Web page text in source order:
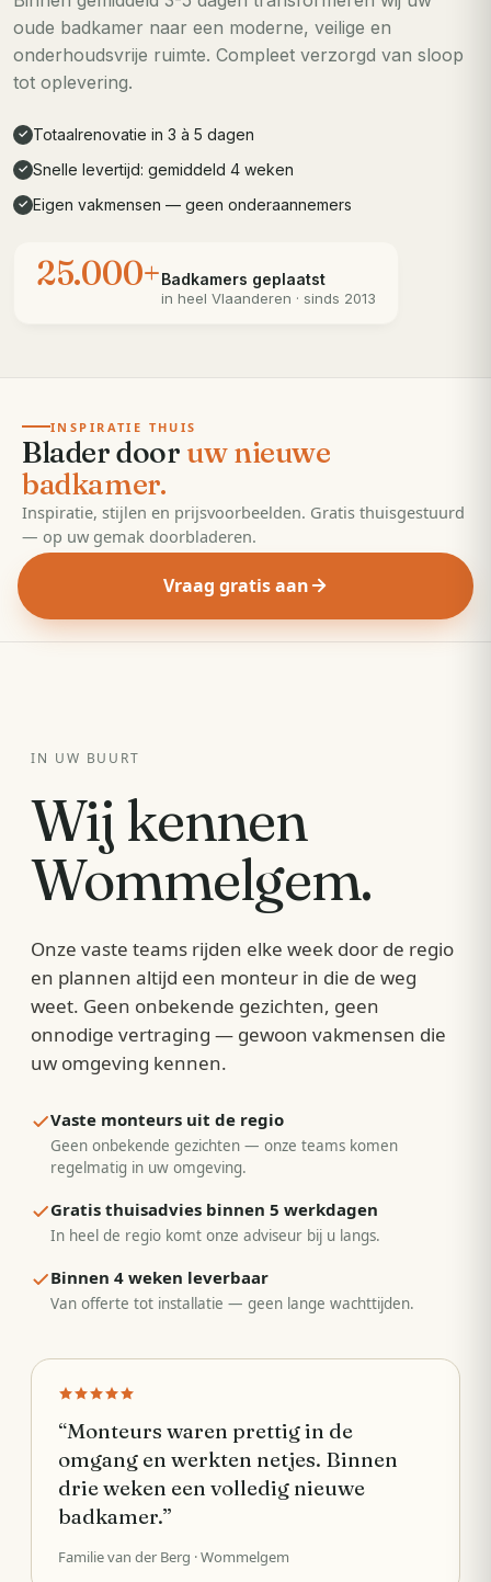
oude badkamer naar een moderne, veilige en
onderhoudsvrije ruimte. Compleet verzorgd van sloop
tot oplevering.
✓ Totaalrenovatie in 3 à 5 dagen
✓ Snelle levertijd: gemiddeld 4 weken
✓ Eigen vakmensen — geen onderaannemers
25.000+Badkamers geplaatst
in heel Vlaanderen · sinds 2013
EDITIE2026· 55 pagina's
INSPIRATIE THUIS
Blader door uw nieuwe
badkamer.
Inspiratie, stijlen en prijsvoorbeelden. Gratis thuisgestuurd
— op uw gemak doorbladeren.
Vraag gratis aan
IN UW BUURT
Wij kennen
Wommelgem.
Onze vaste teams rijden elke week door de regio
en plannen altijd een monteur in die de weg
weet. Geen onbekende gezichten, geen
onnodige vertraging — gewoon vakmensen die
uw omgeving kennen.
Vaste monteurs uit de regio
Geen onbekende gezichten — onze teams komen
regelmatig in uw omgeving.
Gratis thuisadvies binnen 5 werkdagen
In heel de regio komt onze adviseur bij u langs.
Binnen 4 weken leverbaar
Van offerte tot installatie — geen lange wachttijden.
“Monteurs waren prettig in de
omgang en werkten netjes. Binnen
drie weken een volledig nieuwe
badkamer.”
Familie van der Berg · Wommelgem